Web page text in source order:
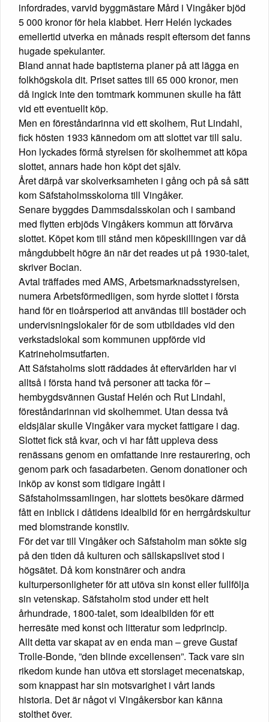
infordrades, varvid byggmästare Mård i Vingåker bjöd
5 000 kronor för hela klabbet. Herr Helén lyckades
emellertid utverka en månads respit eftersom det fanns
hugade spekulanter.
Bland annat hade baptisterna planer på att lägga en
folkhögskola dit. Priset sattes till 65 000 kronor, men
då ingick inte den tomtmark kommunen skulle ha fått
vid ett eventuellt köp.
Men en föreståndarinna vid ett skolhem, Rut Lindahl,
fick hösten 1933 kännedom om att slottet var till salu.
Hon lyckades förmå styrelsen för skolhemmet att köpa
slottet, annars hade hon köpt det själv.
Året därpå var skolverksamheten i gång och på så sätt
kom Säfstaholmsskolorna till Vingåker.
Senare byggdes Dammsdalsskolan och i samband
med flytten erbjöds Vingåkers kommun att förvärva
slottet. Köpet kom till stånd men köpeskillingen var då
mångdubbelt högre än när det reades ut på 1930-talet,
skriver Bocian.
Avtal träffades med AMS, Arbetsmarknadsstyrelsen,
numera Arbetsförmedligen, som hyrde slottet i första
hand för en tioårsperiod att användas till bostäder och
undervisningslokaler för de som utbildades vid den
verkstadslokal som kommunen uppförde vid
Katrineholmsutfarten.
Att Säfstaholms slott räddades åt eftervärlden har vi
alltså i första hand två personer att tacka för –
hembygdsvännen Gustaf Helén och Rut Lindahl,
föreståndarinnan vid skolhemmet. Utan dessa två
eldsjälar skulle Vingåker vara mycket fattigare i dag.
Slottet fick stå kvar, och vi har fått uppleva dess
renässans genom en omfattande inre restaurering, och
genom park och fasadarbeten. Genom donationer och
inköp av konst som tidigare ingått i
Säfstaholmssamlingen, har slottets besökare därmed
fått en inblick i dåtidens idealbild för en herrgårdskultur
med blomstrande konstliv.
För det var till Vingåker och Säfstaholm man sökte sig
på den tiden då kulturen och sällskapslivet stod i
högsätet. Då kom konstnärer och andra
kulturpersonligheter för att utöva sin konst eller fullfölja
sin vetenskap. Säfstaholm stod under ett helt
århundrade, 1800-talet, som idealbilden för ett
herresäte med konst och litteratur som ledprincip.
Allt detta var skapat av en enda man – greve Gustaf
Trolle-Bonde, ”den blinde excellensen”. Tack vare sin
rikedom kunde han utöva ett storslaget mecenatskap,
som knappast har sin motsvarighet i vårt lands
historia. Det är något vi Vingåkersbor kan känna
stolthet över.